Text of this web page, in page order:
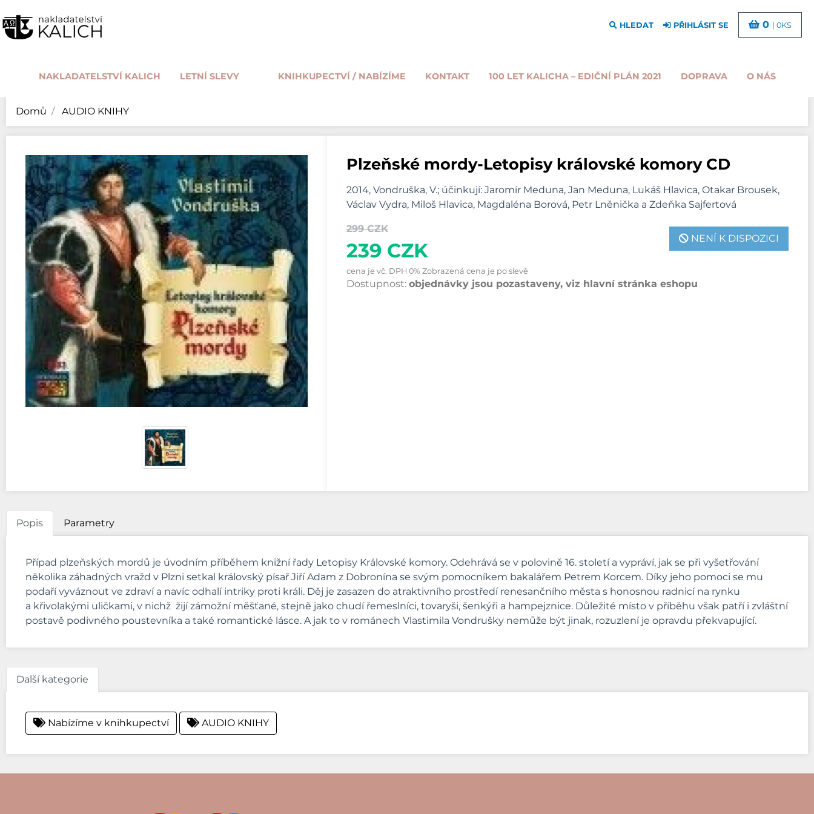
NAKLADATELSTVÍ KALICH LETNÍ SLEVY KNIHKUPECTVÍ / NABÍZÍME KONTAKT 100 LET KALICHA – EDIČNÍ PLÁN 2021 DOPRAVA O NÁS
HLEDAT PŘIHLÁSIT SE 0 | 0KS
Domů AUDIO KNIHY
Plzeňské mordy-Letopisy královské komory CD
2014, Vondruška, V.; účinkují: Jaromír Meduna, Jan Meduna, Lukáš Hlavica, Otakar Brousek,
Václav Vydra, Miloš Hlavica, Magdaléna Borová, Petr Lněnička a Zdeňka Sajfertová
299 CZK
239 CZK
NENÍ K DISPOZICI
cena je vč. DPH 0% Zobrazená cena je po slevě
Dostupnost: objednávky jsou pozastaveny, viz hlavní stránka eshopu
Popis Parametry
Případ plzeňských mordů je úvodním příběhem knižní řady Letopisy Královské komory. Odehrává se v polovině 16. století a vypráví, jak se při vyšetřování
několika záhadných vražd v Plzni setkal královský písař Jiří Adam z Dobronína se svým pomocníkem bakalářem Petrem Korcem. Díky jeho pomoci se mu
podaří vyváznout ve zdraví a navíc odhalí intriky proti králi. Děj je zasazen do atraktivního prostředí renesančního města s honosnou radnicí na rynku
a křivolakými uličkami, v nichž žijí zámožní měšťané, stejně jako chudí řemeslníci, tovaryši, šenkýři a hampejznice. Důležité místo v příběhu však patří i zvláštní
postavě podivného poustevníka a také romantické lásce. A jak to v románech Vlastimila Vondrušky nemůže být jinak, rozuzlení je opravdu překvapující.
Další kategorie
Nabízíme v knihkupectví AUDIO KNIHY